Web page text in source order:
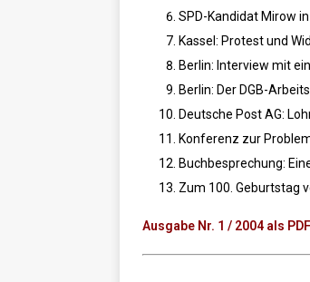
SPD-Kandidat Mirow
Kassel: Protest und
Berlin: Interview mit
Berlin: Der DGB-
Deutsche Post AG:
Konferenz zur
Buchbesprechung:
Zum 100. Geburtstag
Ausgabe Nr. 1 / 2004 als PDF